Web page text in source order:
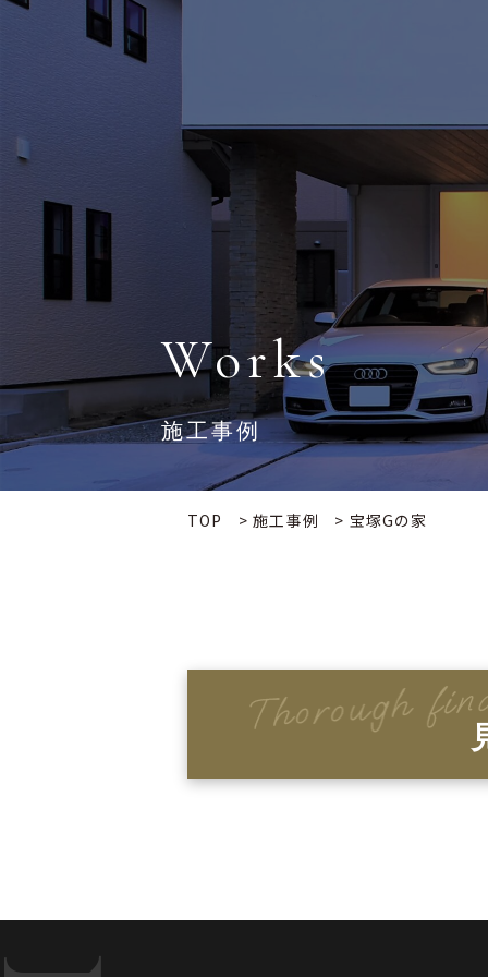
三重の注文住宅・デザイン住宅ならデプロホーム
Works
施工事例
TOP >施工事例 > 宝塚Gの家